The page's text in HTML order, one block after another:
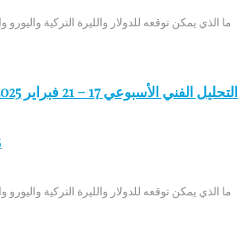
ما الذي يمكن توقعه للدولار والليرة التركية واليورو
ما الذي يمكن توقعه للدولار والليرة التركية واليورو